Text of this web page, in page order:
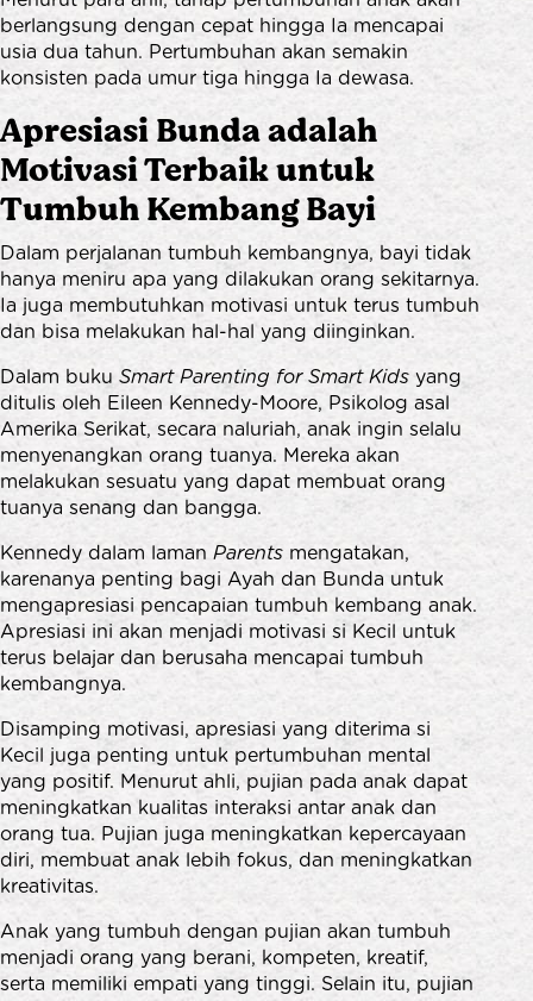
berlangsung dengan cepat hingga Ia mencapai
usia dua tahun. Pertumbuhan akan semakin
konsisten pada umur tiga hingga Ia dewasa.
Apresiasi Bunda adalah
Motivasi Terbaik untuk
Tumbuh Kembang Bayi
Dalam perjalanan tumbuh kembangnya, bayi tidak
hanya meniru apa yang dilakukan orang sekitarnya.
Ia juga membutuhkan motivasi untuk terus tumbuh
dan bisa melakukan hal-hal yang diinginkan.
Dalam buku Smart Parenting for Smart Kids yang
ditulis oleh Eileen Kennedy-Moore, Psikolog asal
Amerika Serikat, secara naluriah, anak ingin selalu
menyenangkan orang tuanya. Mereka akan
melakukan sesuatu yang dapat membuat orang
tuanya senang dan bangga.
Kennedy dalam laman Parents mengatakan,
karenanya penting bagi Ayah dan Bunda untuk
mengapresiasi pencapaian tumbuh kembang anak.
Apresiasi ini akan menjadi motivasi si Kecil untuk
terus belajar dan berusaha mencapai tumbuh
kembangnya.
Disamping motivasi, apresiasi yang diterima si
Kecil juga penting untuk pertumbuhan mental
yang positif. Menurut ahli, pujian pada anak dapat
meningkatkan kualitas interaksi antar anak dan
orang tua. Pujian juga meningkatkan kepercayaan
diri, membuat anak lebih fokus, dan meningkatkan
kreativitas.
Anak yang tumbuh dengan pujian akan tumbuh
menjadi orang yang berani, kompeten, kreatif,
serta memiliki empati yang tinggi. Selain itu, pujian